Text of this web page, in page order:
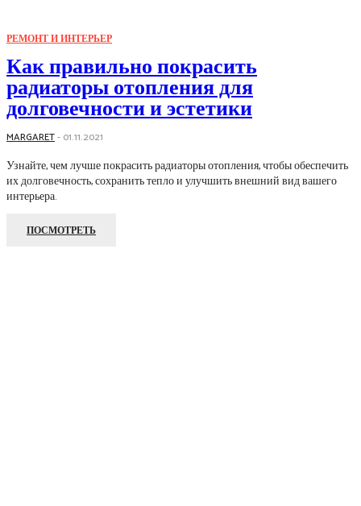
РЕМОНТ И ИНТЕРЬЕР
Как правильно покрасить
радиаторы отопления для
долговечности и эстетики
MARGARET- 01.11.2021
Узнайте, чем лучше покрасить радиаторы отопления, чтобы обеспечить
их долговечность, сохранить тепло и улучшить внешний вид вашего
интерьера.
ПОСМОТРЕТЬ